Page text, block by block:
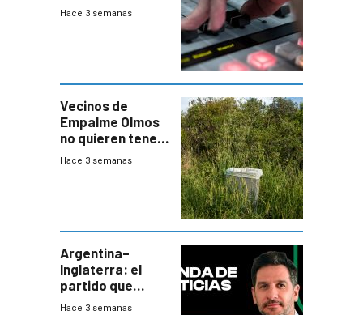
Hace 3 semanas
Vecinos de
Empalme Olmos
no quieren tener
cerca una planta
departamental
Hace 3 semanas
Argentina–
Inglaterra: el
partido que
nunca termina
Hace 3 semanas